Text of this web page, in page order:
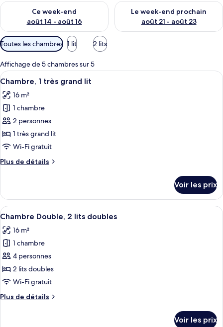
Ce week-end
août 14 - août 16
Vérifier la disponibilité pour ce week-end août 14 - août 16
Le week-end prochain
août 21 - août 23
Vérifier la disponibilité pour
Filtres
disponibles
pour
les
chambres
Toutes les chambres 1 lit 2 lits
Affichage de 5 chambres sur 5
Afficher
toutes
les
photos
pour
ce
type
chambre :
très
grand
lit
Literie de qualité supérieure,
5
Chambre, 1 très grand lit
16 m²
1 chambre
2 personnes
1 très grand lit
Wi-Fi gratuit
Plus de détails
Plus
le
type
de
Chambre,
très
grand
lit
Voir les prix
Afficher
toutes
les
photos
pour
ce
type
chambre :
Literie de qualité supérieure,
4
Chambre Double, 2 lits doubles
16 m²
1 chambre
4 personnes
2 lits doubles
Wi-Fi gratuit
Plus de détails
Plus
Voir les prix